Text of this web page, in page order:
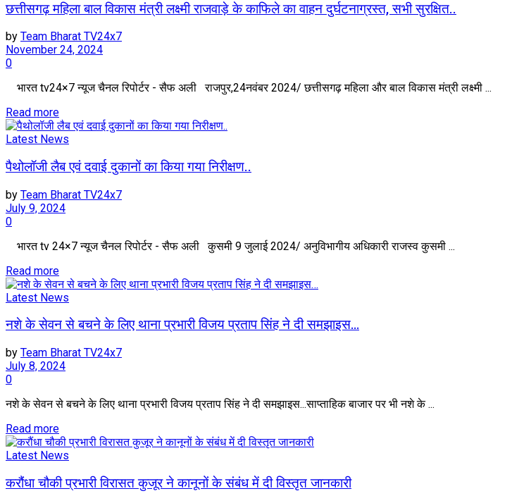
छत्तीसगढ़ महिला बाल विकास मंत्री लक्ष्मी राजवाड़े के काफिले का वाहन दुर्घटनाग्रस्त, सभी सुरक्षित..
by Team Bharat TV24x7
November 24, 2024
0
भारत tv24×7 न्यूज चैनल रिपोर्टर - सैफ अली राजपुर,24नवंबर 2024/ छत्तीसगढ़ महिला और बाल विकास मंत्री लक्ष्मी ...
Read more
Latest News
पैथोलॉजी लैब एवं दवाई दुकानों का किया गया निरीक्षण..
by Team Bharat TV24x7
July 9, 2024
0
भारत tv 24×7 न्यूज चैनल रिपोर्टर - सैफ अली कुसमी 9 जुलाई 2024/ अनुविभागीय अधिकारी राजस्व कुसमी ...
Read more
Latest News
नशे के सेवन से बचने के लिए थाना प्रभारी विजय प्रताप सिंह ने दी समझाइस…
by Team Bharat TV24x7
July 8, 2024
0
नशे के सेवन से बचने के लिए थाना प्रभारी विजय प्रताप सिंह ने दी समझाइस...साप्ताहिक बाजार पर भी नशे के ...
Read more
Latest News
करौंधा चौकी प्रभारी विरासत कुजूर ने कानूनों के संबंध में दी विस्तृत जानकारी